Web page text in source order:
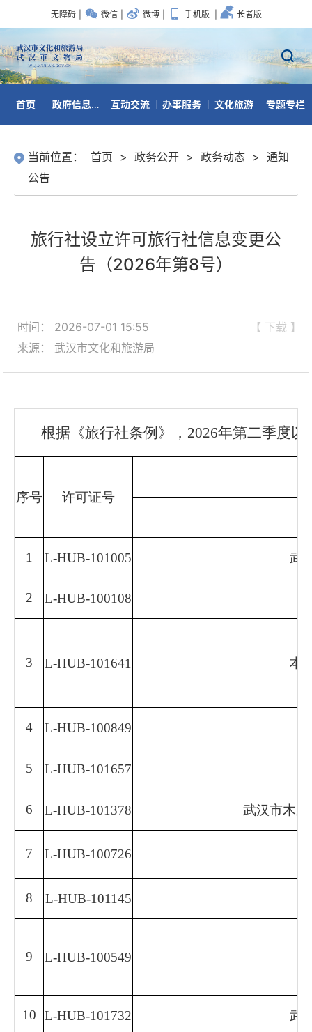
无障碍 微信 微博 手机版 长者版
首页 政府信息公开 互动交流 办事服务 文化旅游 专题专栏
当前位置： 首页 > 政务公开 > 政务动态 > 通知
公告
旅行社设立许可旅行社信息变更公
告（2026年第8号）
【 下载 】
时间： 2026-07-01 15:55
来源： 武汉市文化和旅游局
根据《旅行社条例》，2026年第二季度
序号 许可证号
1 L-HUB-101005 武
2 L-HUB-100108
3 L-HUB-101641 本
4 L-HUB-100849
5 L-HUB-101657
6 L-HUB-101378 武汉市木
7 L-HUB-100726
8 L-HUB-101145
9 L-HUB-100549
10 L-HUB-101732 武